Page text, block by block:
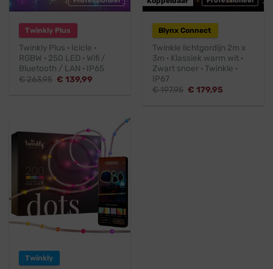
Twinkly Plus
Twinkly Plus · Icicle ·
RGBW · 250 LED · Wifi /
Bluetooth / LAN · IP65
€263,95 Oorspronkelijke
€ 139,99
Blynx Connect
Twinkle lichtgordijn 2m x
3m · Klassiek warm wit ·
Zwart snoer · Twinkle ·
IP67
€197,95 Oorspronkelijke
€ 179,95
Twinkly